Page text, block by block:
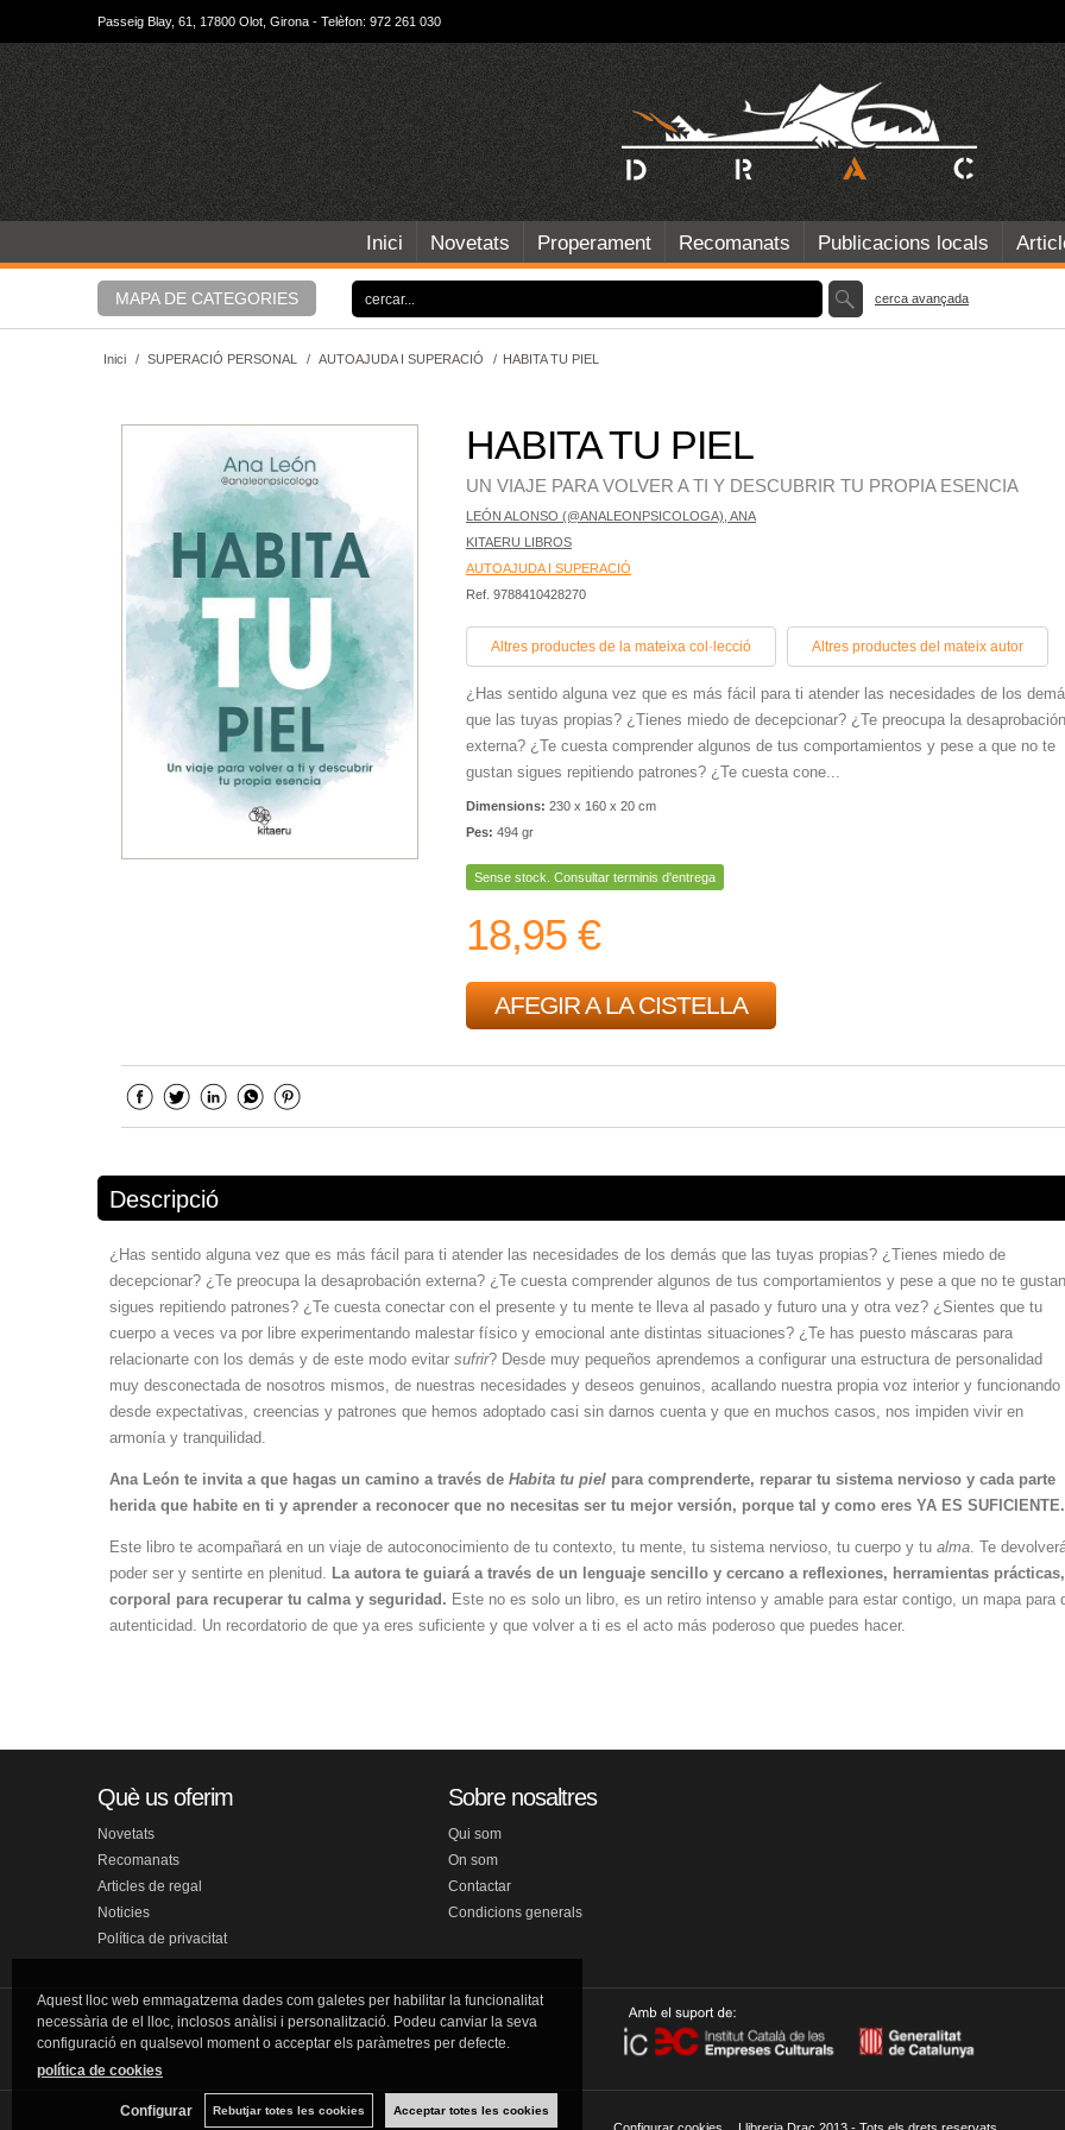
Passeig Blay, 61, 17800 Olot, Girona - Telèfon: 972 261 030
Inici Novetats Properament Recomanats Publicacions locals
MAPA DE CATEGORIES cerca avançada
Inici / SUPERACIÓ PERSONAL / AUTOAJUDA I SUPERACIÓ / HABITA TU PIEL
HABITA TU PIEL
UN VIAJE PARA VOLVER A TI Y DESCUBRIR TU PROPIA ESENCIA
LEÓN ALONSO (@ANALEONPSICOLOGA), ANA
KITAERU LIBROS
AUTOAJUDA I SUPERACIÓ
Ref. 9788410428270
Altres productes de la mateixa col·lecció Altres productes del mateix autor
¿Has sentido alguna vez que es más fácil para ti atender las necesidades de los
que las tuyas propias? ¿Tienes miedo de decepcionar? ¿Te preocupa la desaprobación
externa? ¿Te cuesta comprender algunos de tus comportamientos y pese a que no te
gustan sigues repitiendo patrones? ¿Te cuesta cone...
Dimensions: 230 x 160 x 20 cm
Pes: 494 gr
Sense stock. Consultar terminis d'entrega
18,95 €
AFEGIR A LA CISTELLA
Descripció
¿Has sentido alguna vez que es más fácil para ti atender las necesidades de los demás que las tuyas propias? ¿Tienes miedo de
decepcionar? ¿Te preocupa la desaprobación externa? ¿Te cuesta comprender algunos de tus comportamientos y pese a que no te gustan
sigues repitiendo patrones? ¿Te cuesta conectar con el presente y tu mente te lleva al pasado y futuro una y otra vez? ¿Sientes que tu
cuerpo a veces va por libre experimentando malestar físico y emocional ante distintas situaciones? ¿Te has puesto máscaras para
relacionarte con los demás y de este modo evitar sufrir? Desde muy pequeños aprendemos a configurar una estructura de personalidad
muy desconectada de nosotros mismos, de nuestras necesidades y deseos genuinos, acallando nuestra propia voz interior y funcionando
desde expectativas, creencias y patrones que hemos adoptado casi sin darnos cuenta y que en muchos casos, nos impiden vivir en
armonía y tranquilidad.
Ana León te invita a que hagas un camino a través de Habita tu piel para comprenderte, reparar tu sistema nervioso y cada parte
herida que habite en ti y aprender a reconocer que no necesitas ser tu mejor versión, porque tal y como eres YA ES SUFICIENTE.
Este libro te acompañará en un viaje de autoconocimiento de tu contexto, tu mente, tu sistema nervioso, tu cuerpo y tu alma. Te
poder ser y sentirte en plenitud. La autora te guiará a través de un lenguaje sencillo y cercano a reflexiones, herramientas
corporal para recuperar tu calma y seguridad. Este no es solo un libro, es un retiro intenso y amable para estar contigo, un mapa
autenticidad. Un recordatorio de que ya eres suficiente y que volver a ti es el acto más poderoso que puedes hacer.
Què us oferim
Novetats
Recomanats
Articles de regal
Noticies
Política de privacitat
Sobre nosaltres
Qui som
On som
Contactar
Condicions generals
Aquest lloc web emmagatzema dades com galetes per habilitar la funcionalitat
necessària de el lloc, inclosos anàlisi i personalització. Podeu canviar la seva
configuració en qualsevol moment o acceptar els paràmetres per defecte.
política de cookies
Configurar Rebutjar totes les cookies Acceptar totes les cookies